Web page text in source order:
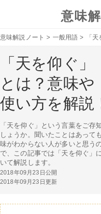
意味
意味解説ノート > 一般用語 > 「
「天を仰ぐ」
とは？意味や
使い方を解説
「天を仰ぐ」という言葉をご存
しょうか。聞いたことはあって
味がわからない人が多いと思う
で、この記事では「天を仰ぐ」
いて解説します。
2018年09月23日公開
2018年09月23日更新